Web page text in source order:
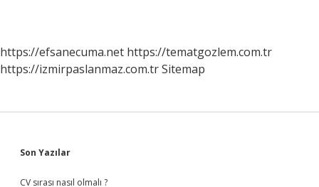
https://efsanecuma.net https://tematgozlem.com.tr
https://izmirpaslanmaz.com.trSitemap
Sidebar
Son Yazılar
CV sırası nasıl olmalı ?